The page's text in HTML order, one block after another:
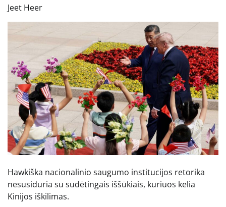
Jeet Heer
Hawkiška nacionalinio saugumo institucijos retorika
nesusiduria su sudėtingais iššūkiais, kuriuos kelia
Kinijos iškilimas.